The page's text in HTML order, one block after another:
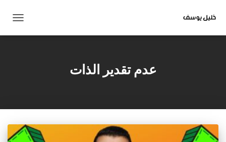
التنقل
عدم تقدير الذات